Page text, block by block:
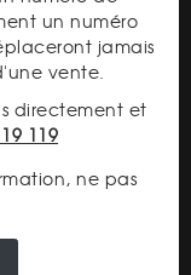
un numéro
jamais
vente.
directement et
119
ne pas